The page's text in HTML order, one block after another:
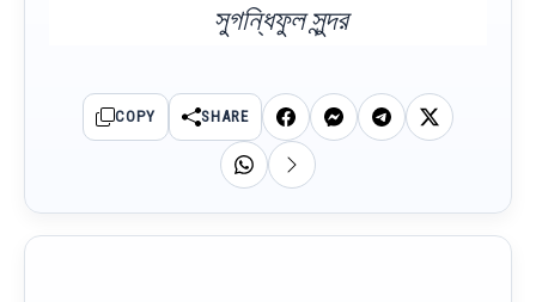
সুগন্ধিফুল সুন্দর
COPY SHARE